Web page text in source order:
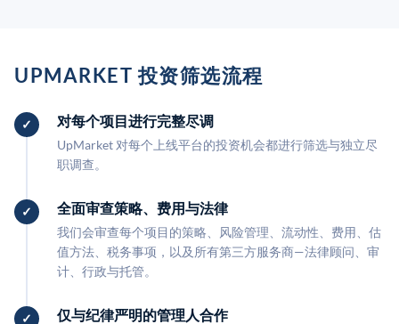
UPMARKET 投资筛选流程
对每个项目进行完整尽调
UpMarket 对每个上线平台的投资机会都进行筛选与独立尽
职调查。
全面审查策略、费用与法律
我们会审查每个项目的策略、风险管理、流动性、费用、估
值方法、税务事项，以及所有第三方服务商—法律顾问、审
计、行政与托管。
仅与纪律严明的管理人合作